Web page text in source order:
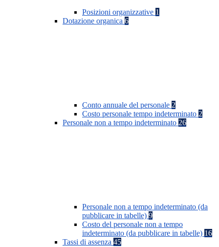
Posizioni organizzative 1
Dotazione organica 6
Conto annuale del personale 2
Costo personale tempo indeterminato 2
Personale non a tempo indeterminato 26
Personale non a tempo indeterminato (da
pubblicare in tabelle) 9
Costo del personale non a tempo
indeterminato (da pubblicare in tabelle) 16
Tassi di assenza 45